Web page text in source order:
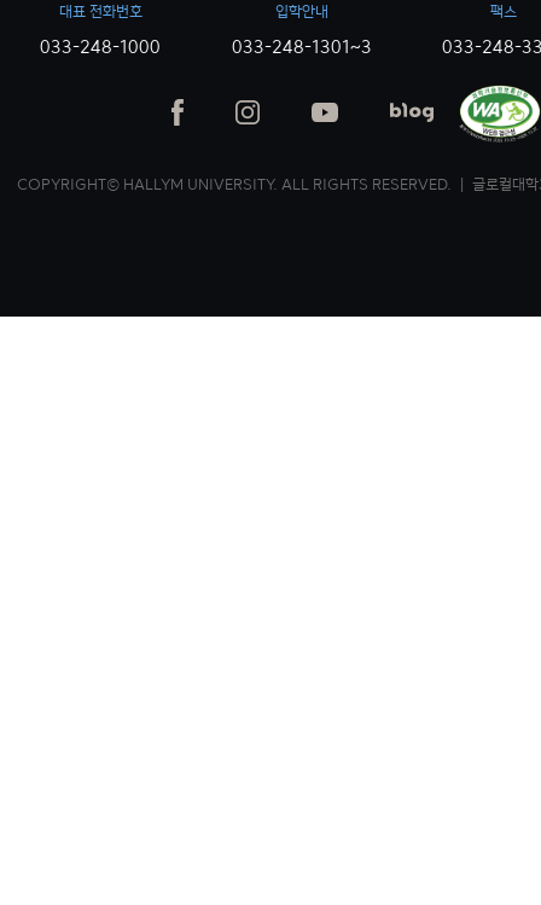
대표 전화번호
033-248-1000
입학안내
033-248-1301~3
팩스
033-248-
COPYRIGHT© HALLYM UNIVERSITY. ALL RIGHTS RESERVED. ｜ 글로컬대